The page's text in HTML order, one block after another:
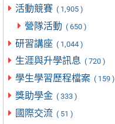
活動競賽 ( 1,905 )
營隊活動 ( 650 )
研習講座 ( 1,044 )
生涯與升學訊息 ( 720 )
學生學習歷程檔案 ( 159 )
獎助學金 ( 333 )
國際交流 ( 51 )